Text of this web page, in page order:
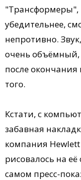
"Трансформеры",
убедительнее,
непротивно.
очень
после окончания
того.
Кстати, с
забавная
компания
рисовалось на
самом пресс-